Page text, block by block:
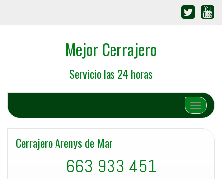
Mejor Cerrajero
Servicio las 24 horas
Cambiar
Cerrajero Arenys de Mar
663 933 451